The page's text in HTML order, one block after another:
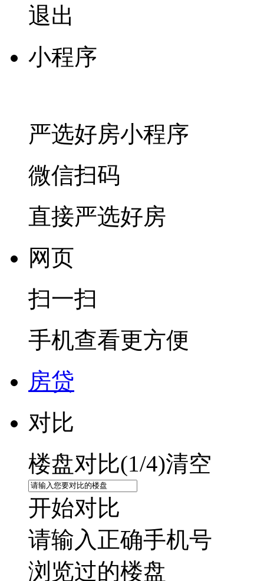
退出
小程序
严选好房小程序
微信扫码
直接严选好房
网页
扫一扫
手机查看更方便
房贷
对比
楼盘对比(1/4)清空
开始对比
请输入正确手机号
浏览过的楼盘